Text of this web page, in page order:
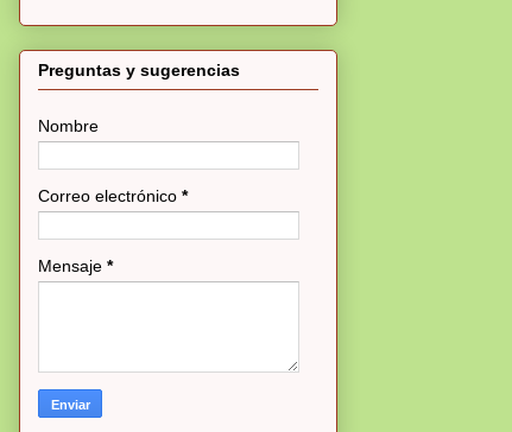
Preguntas y sugerencias
Nombre
Correo electrónico *
Mensaje *